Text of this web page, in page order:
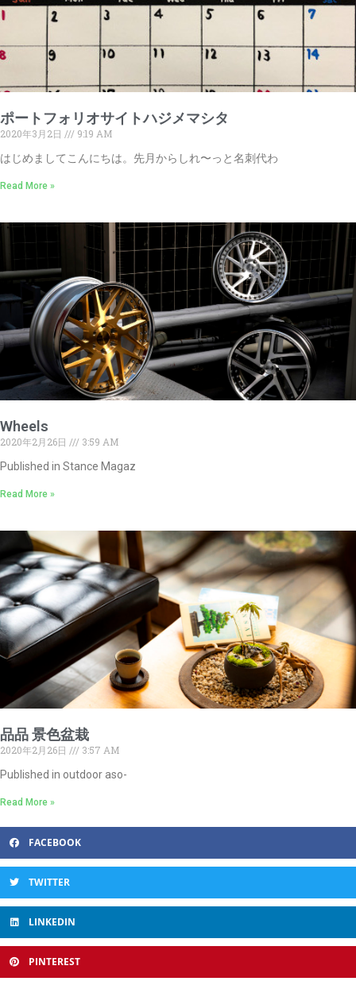
ポートフォリオサイトハジメマシタ
2020年3月2日
9:19 AM
はじめましてこんにちは。先月からしれ〜っと名刺代わ
Read More »
Wheels
2020年2月26日
3:59 AM
Published in Stance Magaz
Read More »
品品 景色盆栽
2020年2月26日
3:57 AM
Published in outdoor aso-
Read More »
FACEBOOK
TWITTER
LINKEDIN
PINTEREST